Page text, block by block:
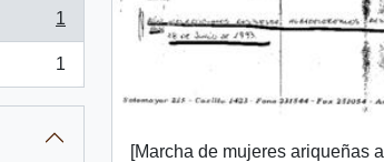
1
1
[Marcha de mujeres ariqueñas a